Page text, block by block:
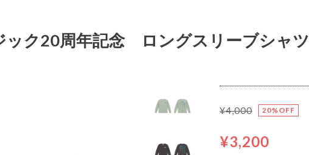
ック20周年記念 ロングスリーブシャツ
¥4,000 20%OFF
¥3,200